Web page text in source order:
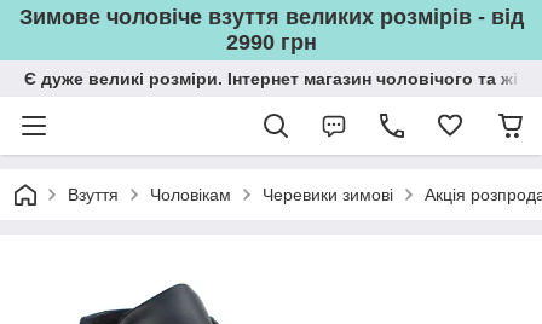
Зимове чоловіче взуття великих розмірів - від
2990 грн
Є дуже великі розміри. Інтернет магазин чоловічого та
Взуття Чоловікам Черевики зимові Акція